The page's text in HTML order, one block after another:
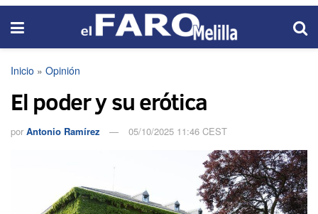
Inicio » Opinión
El poder y su erótica
por Antonio Ramírez 05/10/2025 11:46 CEST